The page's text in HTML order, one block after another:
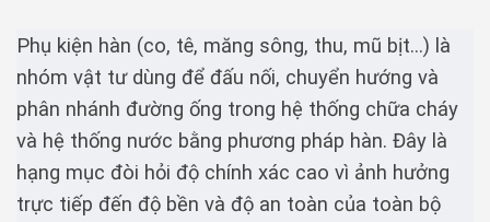
Phụ kiện hàn (co, tê, măng sông, thu, mũ bịt…) là
nhóm vật tư dùng để đấu nối, chuyển hướng và
phân nhánh đường ống trong hệ thống chữa cháy
và hệ thống nước bằng phương pháp hàn. Đây là
hạng mục đòi hỏi độ chính xác cao vì ảnh hưởng
trực tiếp đến độ bền và độ an toàn của toàn bộ